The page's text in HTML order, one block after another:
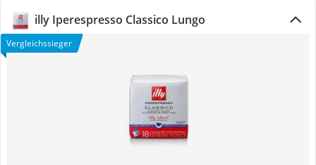
illy Iperespresso Classico Lungo
Vergleichssieger